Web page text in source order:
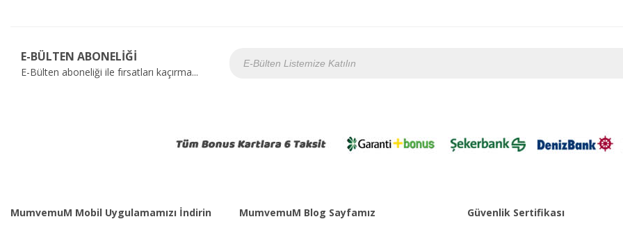
E-BÜLTEN ABONELİĞİ
E-Bülten aboneliği ile fırsatları kaçırma...
MumvemuM Mobil Uygulamamızı İndirin MumvemuM Blog Sayfamız Güvenlik Sertifikası